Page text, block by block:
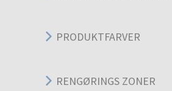
PRODUKTFARVER
RENGØRINGS ZONER